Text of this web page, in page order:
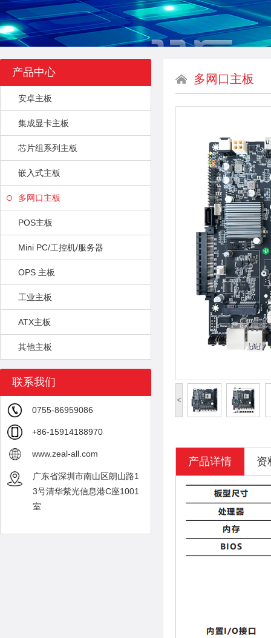
产品中心
安卓主板
集成显卡主板
芯片组系列主板
嵌入式主板
多网口主板
POS主板
Mini PC/工控机/服务器
OPS 主板
工业主板
ATX主板
其他主板
联系我们
0755-86959086
+86-15914188970
www.zeal-all.com
广东省深圳市南山区朗山路1
3号清华紫光信息港C座1001
室
多网口主板
<
产品详情 资